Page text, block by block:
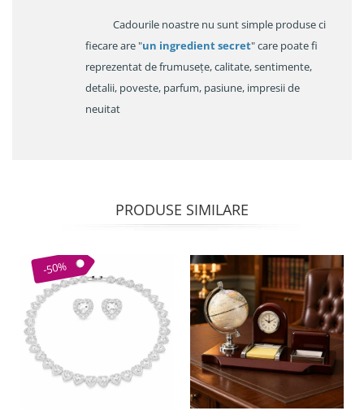
Cadourile noastre nu sunt simple produse ci
fiecare are "un ingredient secret" care poate fi
reprezentat de frumusețe, calitate, sentimente,
detalii, poveste, parfum, pasiune, impresii de
neuitat
PRODUSE SIMILARE
-50%